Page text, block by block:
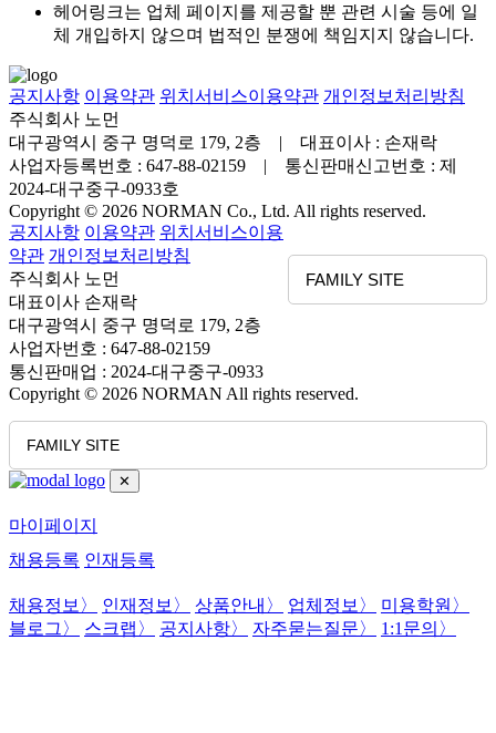
헤어링크는 업체 페이지를 제공할 뿐 관련 시술 등에 일
체 개입하지 않으며 법적인 분쟁에 책임지지 않습니다.
공지사항 이용약관 위치서비스이용약관 개인정보처리방침
주식회사 노먼
대구광역시 중구 명덕로 179, 2층 | 대표이사 : 손재락
사업자등록번호 : 647-88-02159 | 통신판매신고번호 : 제
2024-대구중구-0933호
Copyright © 2026 NORMAN Co., Ltd. All rights reserved.
FAMILY SITE
공지사항 이용약관 위치서비스이용
약관 개인정보처리방침
주식회사 노먼
대표이사 손재락
대구광역시 중구 명덕로 179, 2층
사업자번호 : 647-88-02159
통신판매업 : 2024-대구중구-0933
Copyright © 2026 NORMAN All rights reserved.
FAMILY SITE
✕
마이페이지
채용등록 인재등록
채용정보 〉 인재정보 〉 상품안내 〉 업체정보 〉 미용학원 〉
블로그 〉 스크랩 〉 공지사항〉 자주묻는질문〉 1:1문의 〉